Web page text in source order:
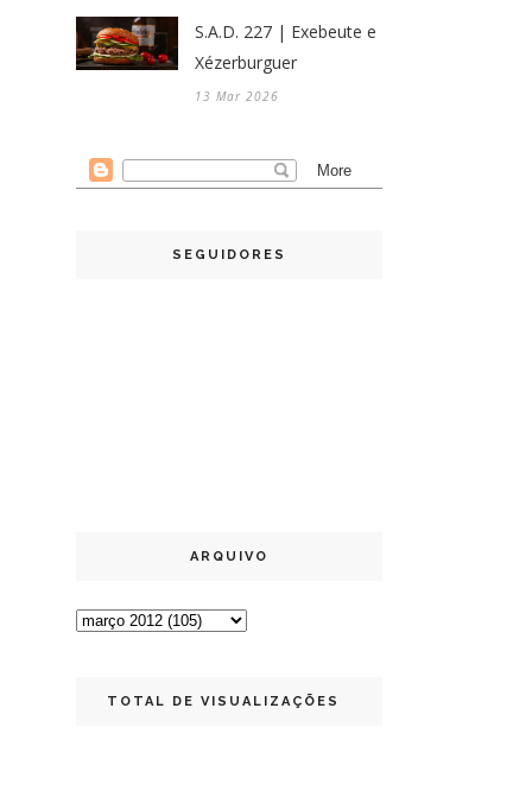
S.A.D. 227 | Exebeute e
Xézerburguer
13 Mar 2026
SEGUIDORES
ARQUIVO
TOTAL DE VISUALIZAÇÕES